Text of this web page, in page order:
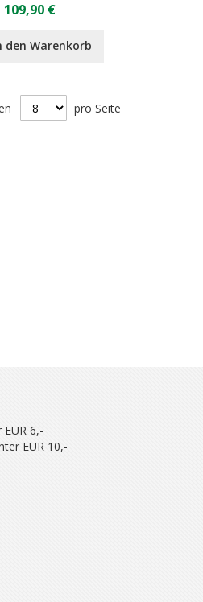
109,90 €
den Warenkorb
pro Seite
6,-
EUR 10,-